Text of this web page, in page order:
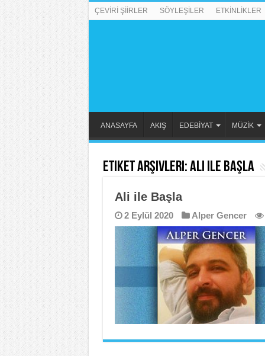
ÇEVİRİ ŞİİRLER SÖYLEŞİLER ETKİNLİKLER
ANASAYFA AKIŞ EDEBİYAT MÜZİK
Etiket Arşivleri:Ali ile Başla
Ali ile Başla
2 Eylül 2020 Alper Gencer